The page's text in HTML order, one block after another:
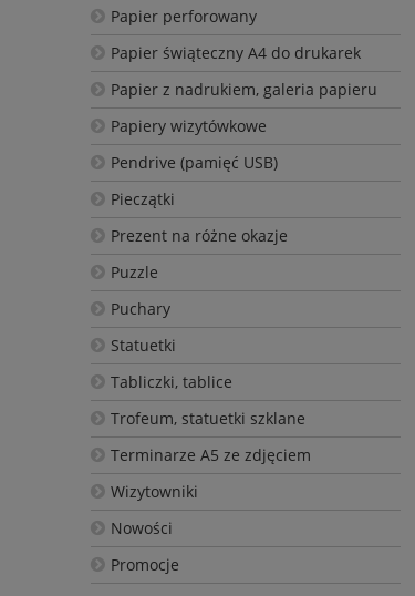
Papier perforowany
Papier świąteczny A4 do drukarek
Papier z nadrukiem, galeria papieru
Papiery wizytówkowe
Pendrive (pamięć USB)
Pieczątki
Prezent na różne okazje
Puzzle
Puchary
Statuetki
Tabliczki, tablice
Trofeum, statuetki szklane
Terminarze A5 ze zdjęciem
Wizytowniki
Nowości
Promocje